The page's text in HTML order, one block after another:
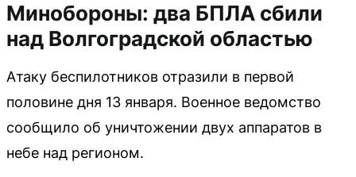
Минобороны: два БПЛА сбили
над Волгоградской областью
Атаку беспилотников отразили в первой
половине дня 13 января. Военное ведомство
сообщило об уничтожении двух аппаратов в
небе над регионом.